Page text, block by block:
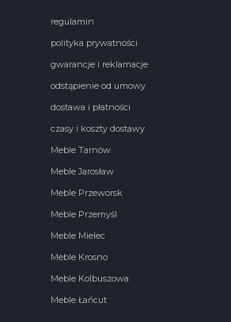
regulamin
polityka prywatności
gwarancje i reklamacje
odstąpienie od umowy
dostawa i płatności
czasy i koszty dostawy
Meble Tarnów
Meble Jarosław
Meble Przeworsk
Meble Przemyśl
Meble Mielec
Meble Krosno
Meble Kolbuszowa
Meble Łańcut